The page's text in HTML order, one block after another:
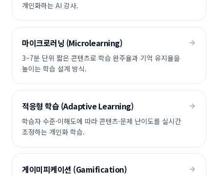
개인화하는 AI 강사.
마이크로러닝 (Microlearning)
3~7분 단위 짧은 콘텐츠로 학습 완주율과 기억 유지율을
높이는 학습 설계 방식.
적응형 학습 (Adaptive Learning)
학습자 수준·이해도에 따라 콘텐츠·문제 난이도를 실시간
조정하는 개인화 학습.
게이미피케이션 (Gamification)